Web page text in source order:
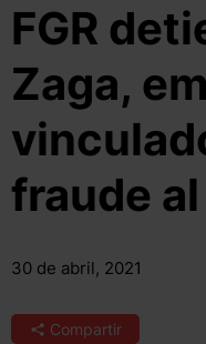
FGR
Zaga,
fraude
30 de abril, 2021
Compartir